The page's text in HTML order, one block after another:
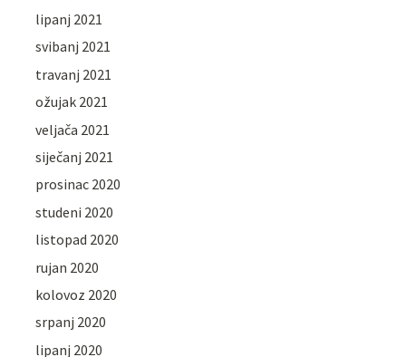
lipanj 2021
svibanj 2021
travanj 2021
ožujak 2021
veljača 2021
siječanj 2021
prosinac 2020
studeni 2020
listopad 2020
rujan 2020
kolovoz 2020
srpanj 2020
lipanj 2020